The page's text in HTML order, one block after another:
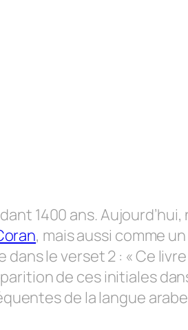
1400 ans.
, mais aussi comme
dans le verset 2 : « Ce
de ces initiales
de la langue